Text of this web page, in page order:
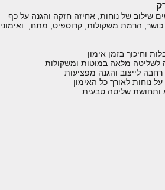
שילוב של נוחות, אחיזה חזקה והגנה על כף
כושר, הרמת משקולות, קרוספיט, מתח, ואימוני
וחיכוך בזמן אימון
מלאה במוטות ומשקולות
לייצוב והגנה מפציעות
נוחות לאורך כל האימון
ותחושת שליטה טבעית